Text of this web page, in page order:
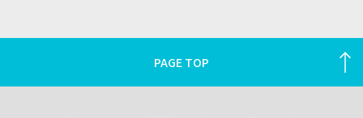
PAGE TOP